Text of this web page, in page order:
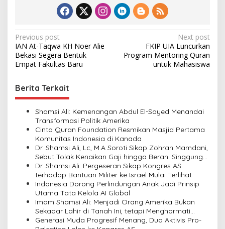
P
o
s
t
n
Previous post
IAN At-Taqwa KH Noer Alie
Bekasi Segera Bentuk
Empat Fakultas Baru
Next post
FKIP UIA Luncurkan
Program Mentoring Quran
untuk Mahasiswa
Berita Terkait
Shamsi Ali: Kemenangan Abdul El-Sayed Menandai
Transformasi Politik Amerika
Cinta Quran Foundation Resmikan Masjid Pertama
Komunitas Indonesia di Kanada
Dr. Shamsi Ali, Lc, M.A Soroti Sikap Zohran Mamdani,
Sebut Tolak Kenaikan Gaji hingga Berani Singgung
Netanyahu
Dr. Shamsi Ali: Pergeseran Sikap Kongres AS
terhadap Bantuan Militer ke Israel Mulai Terlihat
Indonesia Dorong Perlindungan Anak Jadi Prinsip
Utama Tata Kelola AI Global
Imam Shamsi Ali: Menjadi Orang Amerika Bukan
Sekadar Lahir di Tanah Ini, tetapi Menghormati
Perbedaan
Generasi Muda Progresif Menang, Dua Aktivis Pro-